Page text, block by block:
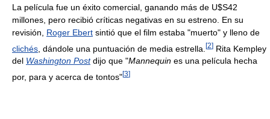
La película fue un éxito comercial, ganando más de U$S42
millones, pero recibió críticas negativas en su estreno. En su
revisión, Roger Ebert sintió que el film estaba "muerto" y lleno de
clichés , dándole una puntuación de media estrella. [2] Rita Kempley
del Washington Postdijo que "Mannequin es una película hecha
por, para y acerca de tontos"[3]